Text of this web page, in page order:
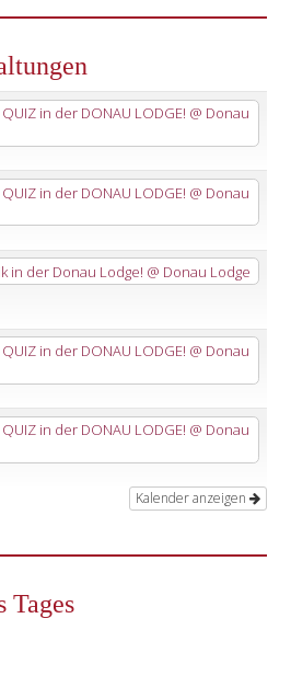
QUIZ in der DONAU LODGE! @ Donau
QUIZ in der DONAU LODGE! @ Donau
in der Donau Lodge! @ Donau Lodge
QUIZ in der DONAU LODGE! @ Donau
QUIZ in der DONAU LODGE! @ Donau
Kalender anzeigen
Tages